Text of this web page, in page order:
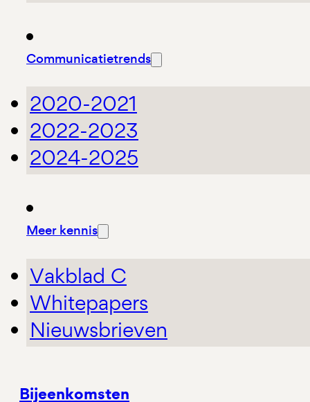
Communicatietrends
2020-2021
2022-2023
2024-2025
Meer kennis
Vakblad C
Whitepapers
Nieuwsbrieven
Bijeenkomsten